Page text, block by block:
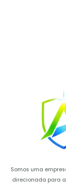
Somos uma
direcionada para